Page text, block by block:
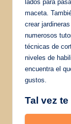
lados para
maceta.
crear
numerosos
técnicas de
niveles de
encuentra el
gustos.
Tal vez